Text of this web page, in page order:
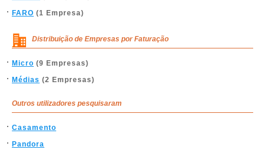
FARO (1 Empresa)
Distribuição de Empresas por Faturação
Micro (9 Empresas)
Médias (2 Empresas)
Outros utilizadores pesquisaram
Casamento
Pandora